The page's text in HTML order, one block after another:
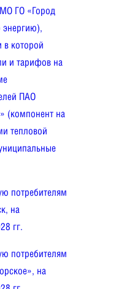
ГО «Город
энергию),
в которой
и тарифов на
ПАО
(компонент на
тепловой
потребителям
на
гг.
потребителям
на